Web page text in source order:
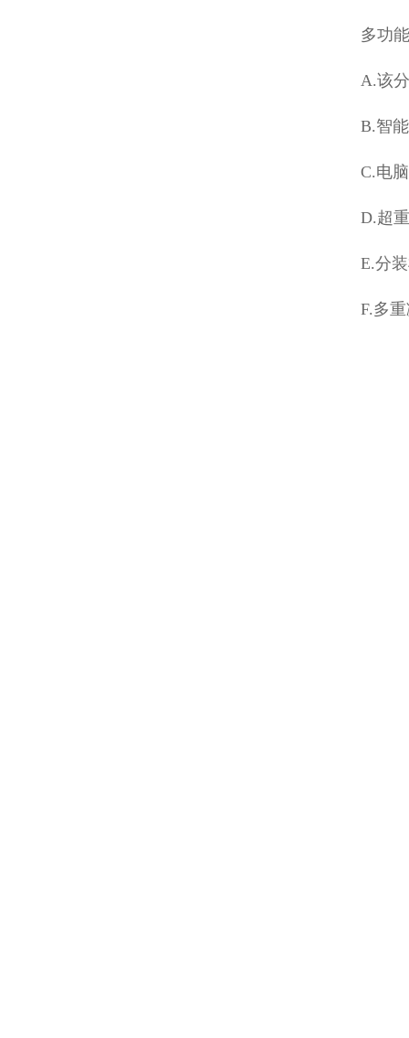
多功
A.该
B.智
C.电
D.超
E.分
F.多